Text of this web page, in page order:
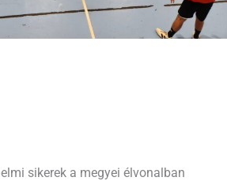
sikerek a megyei élvonalban